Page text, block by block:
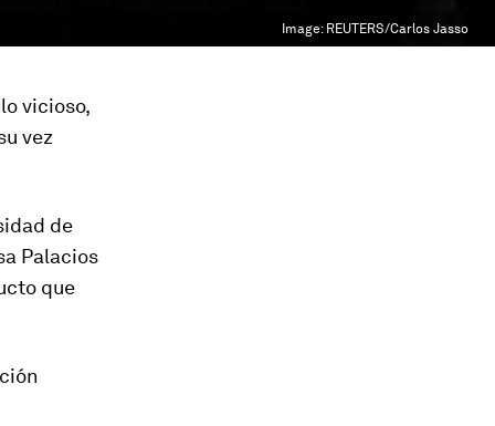
Image: REUTERS/Carlos Jasso
vicioso,
vez
de
Palacios
que